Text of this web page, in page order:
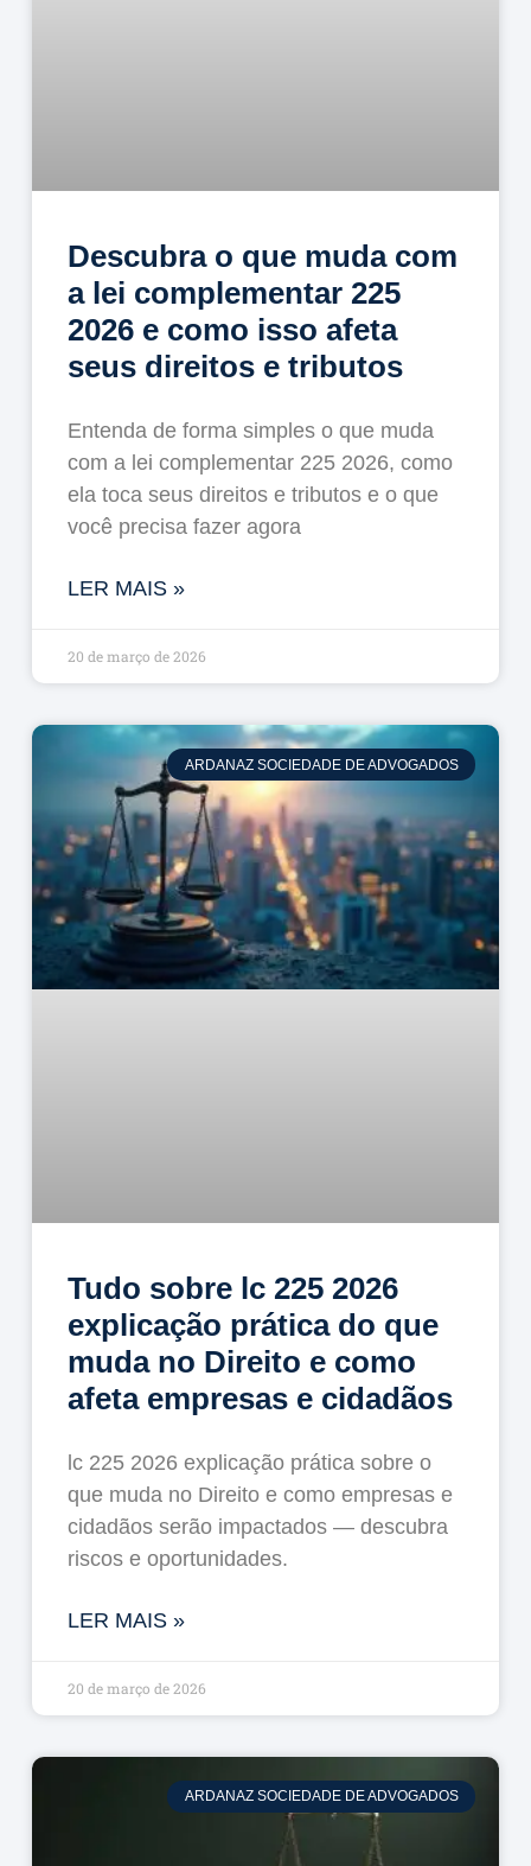
Descubra o que muda com
a lei complementar 225
2026 e como isso afeta
seus direitos e tributos
Entenda de forma simples o que muda
com a lei complementar 225 2026, como
ela toca seus direitos e tributos e o que
você precisa fazer agora
LER MAIS »
20 de março de 2026
ARDANAZ SOCIEDADE DE ADVOGADOS
Tudo sobre lc 225 2026
explicação prática do que
muda no Direito e como
afeta empresas e cidadãos
lc 225 2026 explicação prática sobre o
que muda no Direito e como empresas e
cidadãos serão impactados — descubra
riscos e oportunidades.
LER MAIS »
20 de março de 2026
ARDANAZ SOCIEDADE DE ADVOGADOS